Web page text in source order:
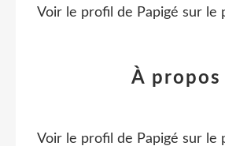
Voir le profil de Papigé sur le
À propos
Voir le profil de Papigé sur le